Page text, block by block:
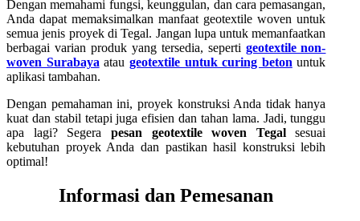
Dengan memahami fungsi, keunggulan, dan cara pemasangan,
Anda dapat memaksimalkan manfaat geotextile woven untuk
semua jenis proyek di Tegal. Jangan lupa untuk memanfaatkan
berbagai varian produk yang tersedia, seperti geotextile non-
woven Surabaya atau geotextile untuk curing beton untuk
aplikasi tambahan.
Dengan pemahaman ini, proyek konstruksi Anda tidak hanya
kuat dan stabil tetapi juga efisien dan tahan lama. Jadi, tunggu
apa lagi? Segera pesan geotextile woven Tegalsesuai
kebutuhan proyek Anda dan pastikan hasil konstruksi lebih
optimal!
Informasi dan Pemesanan